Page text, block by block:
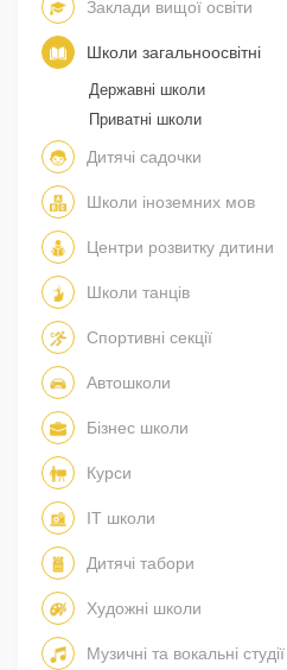
Заклади вищої освіти
Школи загальноосвітні
Державні школи
Приватні школи
Дитячі садочки
Школи іноземних мов
Центри розвитку дитини
Школи танців
Спортивні секції
Автошколи
Бізнес школи
Курси
IT школи
Дитячі табори
Художні школи
Музичні та вокальні студії